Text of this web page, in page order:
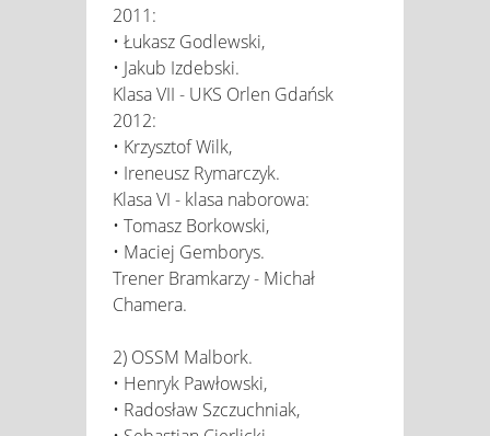
2011:
• Łukasz Godlewski,
• Jakub Izdebski.
Klasa VII - UKS Orlen Gdańsk
2012:
• Krzysztof Wilk,
• Ireneusz Rymarczyk.
Klasa VI - klasa naborowa:
• Tomasz Borkowski,
• Maciej Gemborys.
Trener Bramkarzy - Michał
Chamera.
2) OSSM Malbork.
• Henryk Pawłowski,
• Radosław Szczuchniak,